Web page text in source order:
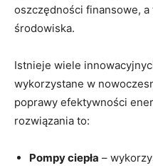
oszczędności finansowe,
środowiska.
Istnieje wiele
wykorzystane w
poprawy efektywności
rozwiązania to:
Pompy‍ ciepła –